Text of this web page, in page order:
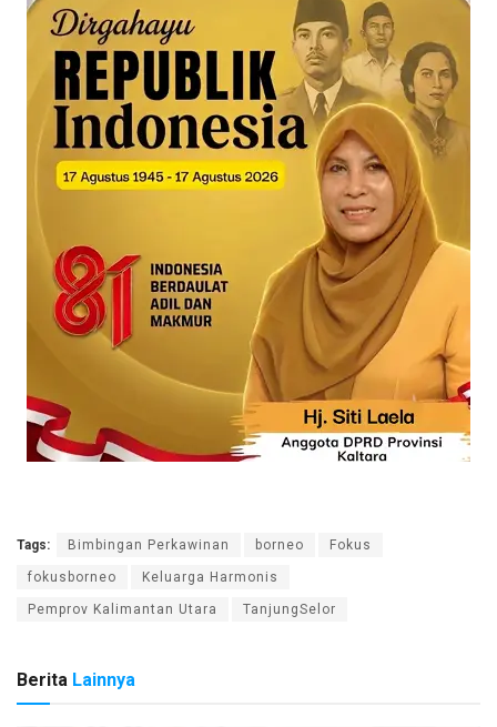
Tags: Bimbingan Perkawinan borneo Fokus
fokusborneo Keluarga Harmonis
Pemprov Kalimantan Utara TanjungSelor
Berita Lainnya